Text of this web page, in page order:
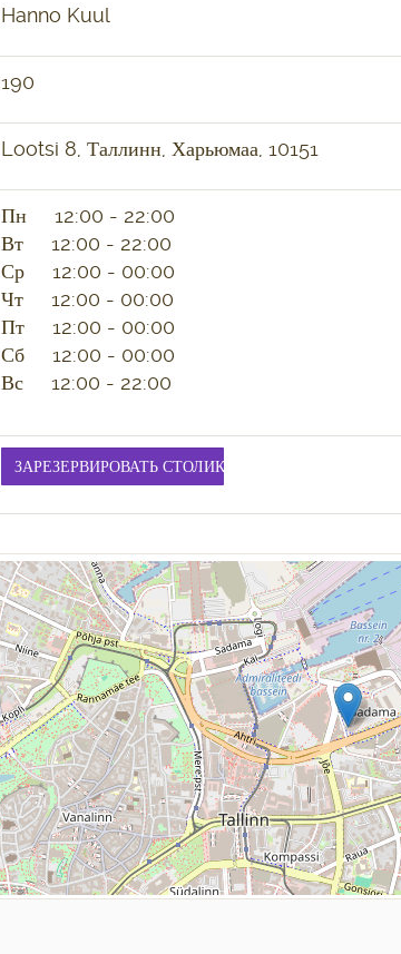
Hanno Kuul
190
Lootsi 8, Таллинн, Харьюмаа, 10151
Пн 12:00 - 22:00
Вт 12:00 - 22:00
Ср 12:00 - 00:00
Чт 12:00 - 00:00
Пт 12:00 - 00:00
Сб 12:00 - 00:00
Вс 12:00 - 22:00